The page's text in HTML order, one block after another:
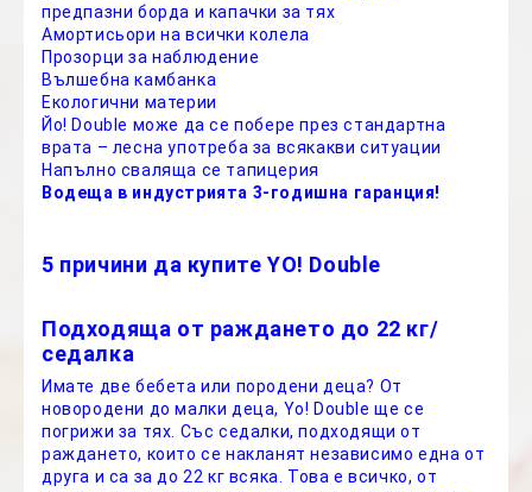
предпазни борда и капачки за тях
Амортисьори на всички колела
Прозорци за наблюдение
Вълшебна камбанка
Екологични материи
Йо! Double може да се побере през стандартна
врата – лесна употреба за всякакви ситуации
Напълно сваляща се тапицерия
Водеща в индустрията 3-годишна гаранция!
5 причини да купите YO! Double
Подходяща от раждането до 22 кг/
седалка
Имате две бебета или породени деца? От
новородени до малки деца, Yo! Double ще се
погрижи за тях. Със седалки, подходящи от
раждането, които се накланят независимо една от
друга и са за до 22 кг всяка. Това е всичко, от